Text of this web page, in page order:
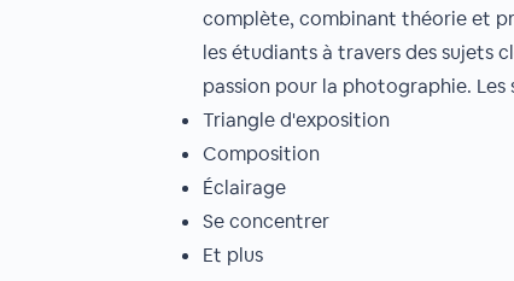
complète, combinant théorie et
les étudiants à travers des sujets
passion pour la photographie. Les
Triangle d'exposition
Composition
Éclairage
Se concentrer
Et plus